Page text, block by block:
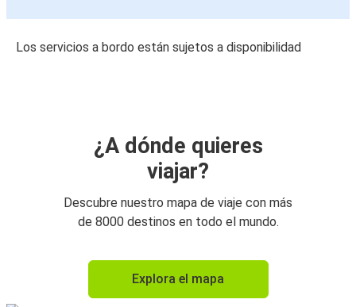
Los servicios a bordo están sujetos a disponibilidad
¿A dónde quieres
viajar?
Descubre nuestro mapa de viaje con más
de 8000 destinos en todo el mundo.
Explora el mapa